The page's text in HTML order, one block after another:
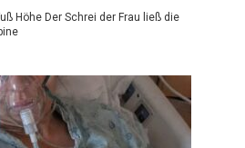
Höhe Der Schrei der Frau ließ die